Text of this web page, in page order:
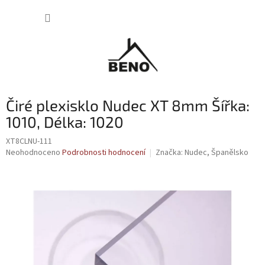
Čiré plexisklo Nudec XT 8mm Šířka:
1010, Délka: 1020
XT8CLNU-111
Průměrné
Neohodnoceno Podrobnosti hodnocení Značka: Nudec, Španělsko